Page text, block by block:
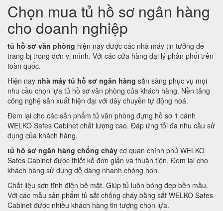
Chọn mua tủ hồ sơ ngân hàng
cho doanh nghiệp
tủ hồ sơ văn phòng hiện nay được các nhà máy tin tưởng để
trang bị trong đơn vị mình. Với các cửa hàng đại lý phân phối trên
toàn quốc.
Hiện nay nhà máy tủ hồ sơ ngân hàng sẵn sàng phục vụ mọi
nhu cầu chọn lựa tủ hồ sơ văn phòng của khách hàng. Nền tảng
công nghệ sản xuất hiện đại với dây chuyền tự động hoá.
Đem lại cho các sản phẩm tủ văn phòng đựng hồ sơ 1 cánh
WELKO Safes Cabinet chất lượng cao. Đáp ứng tối đa nhu cầu sử
dụng của khách hàng.
tủ hồ sơ ngân hàng chống cháy cơ quan chính phủ WELKO
Safes Cabinet được thiết kế đơn giản và thuận tiện. Đem lại cho
khách hàng sử dụng dễ dàng nhanh chóng hơn.
Chất liệu sơn tĩnh điện bề mặt. Giúp tủ luôn bóng đẹp bền mầu.
Với các mẫu sản phẩm tủ sắt chống cháy bằng sắt WELKO Safes
Cabinet được nhiều khách hàng tin tượng chọn lựa.